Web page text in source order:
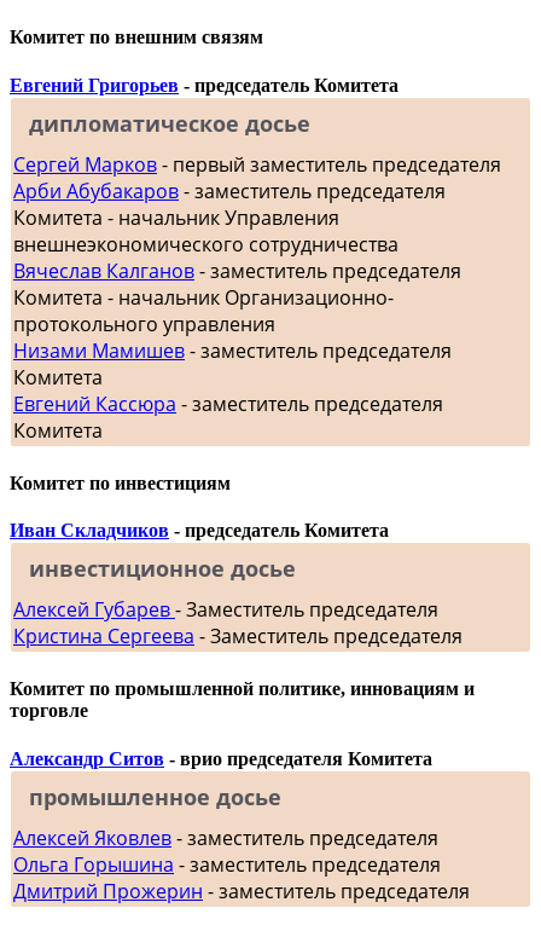
Комитет по внешним связям
Евгений Григорьев - председатель Комитета
дипломатическое досье
Сергей Марков- первый заместитель председателя
Арби Абубакаров- заместитель председателя
Комитета - начальник Управления
внешнеэкономического сотрудничества
Вячеслав Калганов- заместитель председателя
Комитета - начальник Организационно-
протокольного управления
Низами Мамишев- заместитель председателя
Комитета
Евгений Кассюра - заместитель председателя
Комитета
Комитет по инвестициям
Иван Складчиков - председатель Комитета
инвестиционное досье
Алексей Губарев- Заместитель председателя
Кристина Сергеева - Заместитель председателя
Комитет по промышленной политике, инновациям и
торговле
Александр Ситов - врио председателя Комитета
промышленное досье
Алексей Яковлев- заместитель председателя
Ольга Горышина - заместитель председателя
Дмитрий Прожерин - заместитель председателя